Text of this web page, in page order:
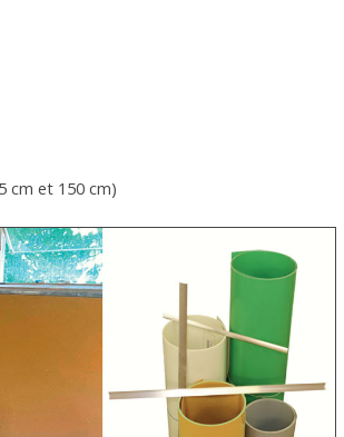
cm et 150 cm)